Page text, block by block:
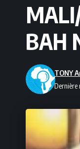
BAH
Dernière
TONY